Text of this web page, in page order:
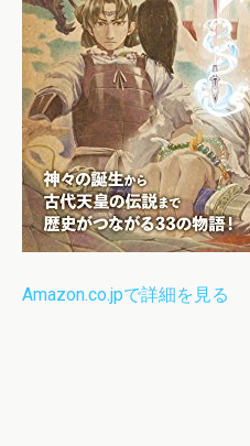
Amazon.co.jpで詳細を見る